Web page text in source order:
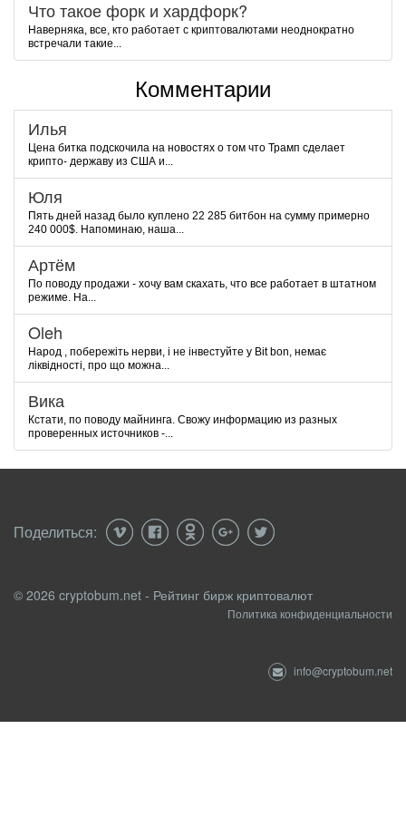
Что такое форк и хардфорк?
Наверняка, все, кто работает с криптовалютами неоднократно
встречали такие...
Комментарии
Илья
Цена битка подскочила на новостях о том что Трамп сделает
крипто- державу из США и...
Юля
Пять дней назад было куплено 22 285 битбон на сумму примерно
240 000$. Напоминаю, наша...
Артём
По поводу продажи - хочу вам скахать, что все работает в штатном
режиме. На...
Oleh
Народ , побережіть нерви, і не інвестуйте у Bit bon, немає
ліквідності, про що можна...
Вика
Кстати, по поводу майнинга. Свожу информацию из разных
проверенных источников -...
Поделиться:
© 2026 cryptobum.net - Рейтинг бирж криптовалют
Политика конфиденциальности
info@cryptobum.net